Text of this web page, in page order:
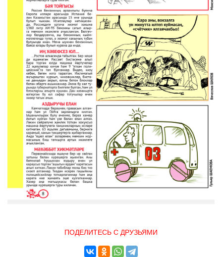
ПОДЕЛИТЕСЬ С ДРУЗЬЯМИ